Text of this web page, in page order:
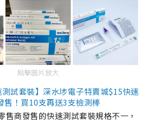
點擊圖片放大
試套裝】深水埗電子特賣城$15快速
售！買10支再送3支檢測棒
售商發售的快速測試套裝規格不一，